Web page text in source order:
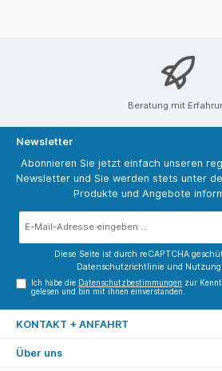
Beratung mit
Newsletter
Abonnieren Sie jetzt einfach unseren
Newsletter und Sie werden stets unter
Produkte und Angebote
Diese Seite ist durch reCAPTCHA
Datenschutzrichtlinie und
Ich habe die Datenschutzbestimmungen zur
gelesen und bin mit ihnen einverstanden.
KONTAKT + ANFAHRT
Über uns